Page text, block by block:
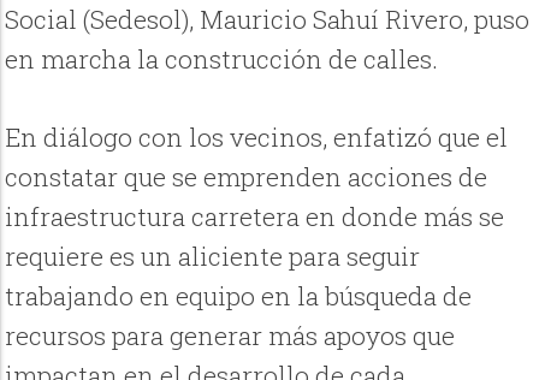
Social (Sedesol), Mauricio Sahuí Rivero, puso
en marcha la construcción de calles.
En diálogo con los vecinos, enfatizó que el
constatar que se emprenden acciones de
infraestructura carretera en donde más se
requiere es un aliciente para seguir
trabajando en equipo en la búsqueda de
recursos para generar más apoyos que